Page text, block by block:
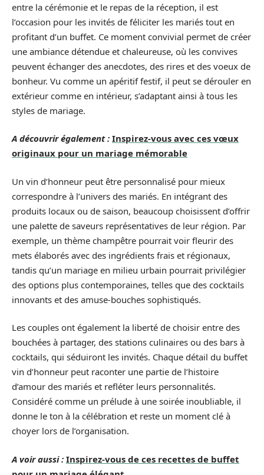
entre la cérémonie et le repas de la réception, il est
l’occasion pour les invités de féliciter les mariés tout en
profitant d’un buffet. Ce moment convivial permet de créer
une ambiance détendue et chaleureuse, où les convives
peuvent échanger des anecdotes, des rires et des voeux de
bonheur. Vu comme un apéritif festif, il peut se dérouler en
extérieur comme en intérieur, s’adaptant ainsi à tous les
styles de mariage.
A découvrir également : Inspirez-vous avec ces vœux
originaux pour un mariage mémorable
Un vin d’honneur peut être personnalisé pour mieux
correspondre à l’univers des mariés. En intégrant des
produits locaux ou de saison, beaucoup choisissent d’offrir
une palette de saveurs représentatives de leur région. Par
exemple, un thème champêtre pourrait voir fleurir des
mets élaborés avec des ingrédients frais et régionaux,
tandis qu’un mariage en milieu urbain pourrait privilégier
des options plus contemporaines, telles que des cocktails
innovants et des amuse-bouches sophistiqués.
Les couples ont également la liberté de choisir entre des
bouchées à partager, des stations culinaires ou des bars à
cocktails, qui séduiront les invités. Chaque détail du buffet
vin d’honneur peut raconter une partie de l’histoire
d’amour des mariés et refléter leurs personnalités.
Considéré comme un prélude à une soirée inoubliable, il
donne le ton à la célébration et reste un moment clé à
choyer lors de l’organisation.
A voir aussi : Inspirez-vous de ces recettes de buffet